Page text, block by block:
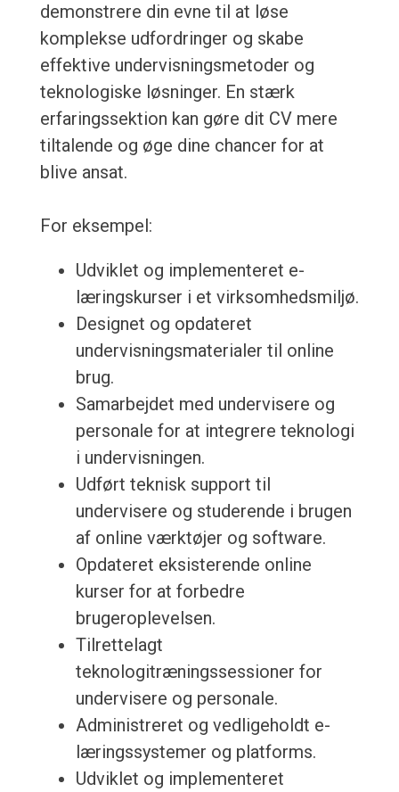
demonstrere din evne til at løse
komplekse udfordringer og skabe
effektive undervisningsmetoder og
teknologiske løsninger. En stærk
erfaringssektion kan gøre dit CV mere
tiltalende og øge dine chancer for at
blive ansat.
For eksempel:
Udviklet og implementeret e-
læringskurser i et virksomhedsmiljø.
Designet og opdateret
undervisningsmaterialer til online
brug.
Samarbejdet med undervisere og
personale for at integrere teknologi
i undervisningen.
Udført teknisk support til
undervisere og studerende i brugen
af ​​online værktøjer og software.
Opdateret eksisterende online
kurser for at forbedre
brugeroplevelsen.
Tilrettelagt
teknologitræningssessioner for
undervisere og personale.
Administreret og vedligeholdt e-
læringssystemer og platforms.
Udviklet og implementeret